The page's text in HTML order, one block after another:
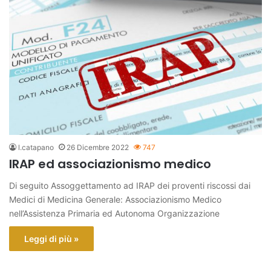
l.catapano 26 Dicembre 2022 747
IRAP ed associazionismo medico
Di seguito Assoggettamento ad IRAP dei proventi riscossi dai
Medici di Medicina Generale: Associazionismo Medico
nell’Assistenza Primaria ed Autonoma Organizzazione
Leggi di più »